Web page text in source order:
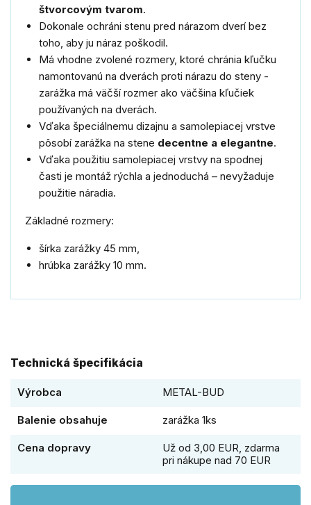
štvorcovým tvarom.
Dokonale ochráni stenu pred nárazom dverí bez
toho, aby ju náraz poškodil.
Má vhodne zvolené rozmery, ktoré chránia kľučku
namontovanú na dverách proti nárazu do steny -
zarážka má väčší rozmer ako väčšina kľučiek
používaných na dverách.
Vďaka špeciálnemu dizajnu a samolepiacej vrstve
pôsobí zarážka na stene decentne a elegantne.
Vďaka použitiu samolepiacej vrstvy na spodnej
časti je montáž rýchla a jednoduchá – nevyžaduje
použitie náradia.
Základné rozmery:
šírka zarážky 45 mm,
hrúbka zarážky 10 mm.
Technická špecifikácia
Výrobca METAL-BUD
Balenie obsahuje zarážka 1ks
Cena dopravy
Už od 3,00 EUR, zdarma
pri nákupe nad 70 EUR